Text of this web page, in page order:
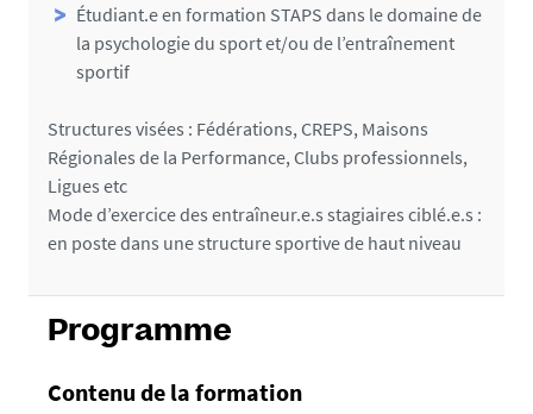
Étudiant.e en formation STAPS dans le domaine de
la psychologie du sport et/ou de l’entraînement
sportif
Structures visées : Fédérations, CREPS, Maisons
Régionales de la Performance, Clubs professionnels,
Ligues etc
Mode d’exercice des entraîneur.e.s stagiaires ciblé.e.s :
en poste dans une structure sportive de haut niveau
Programme
Contenu de la formation